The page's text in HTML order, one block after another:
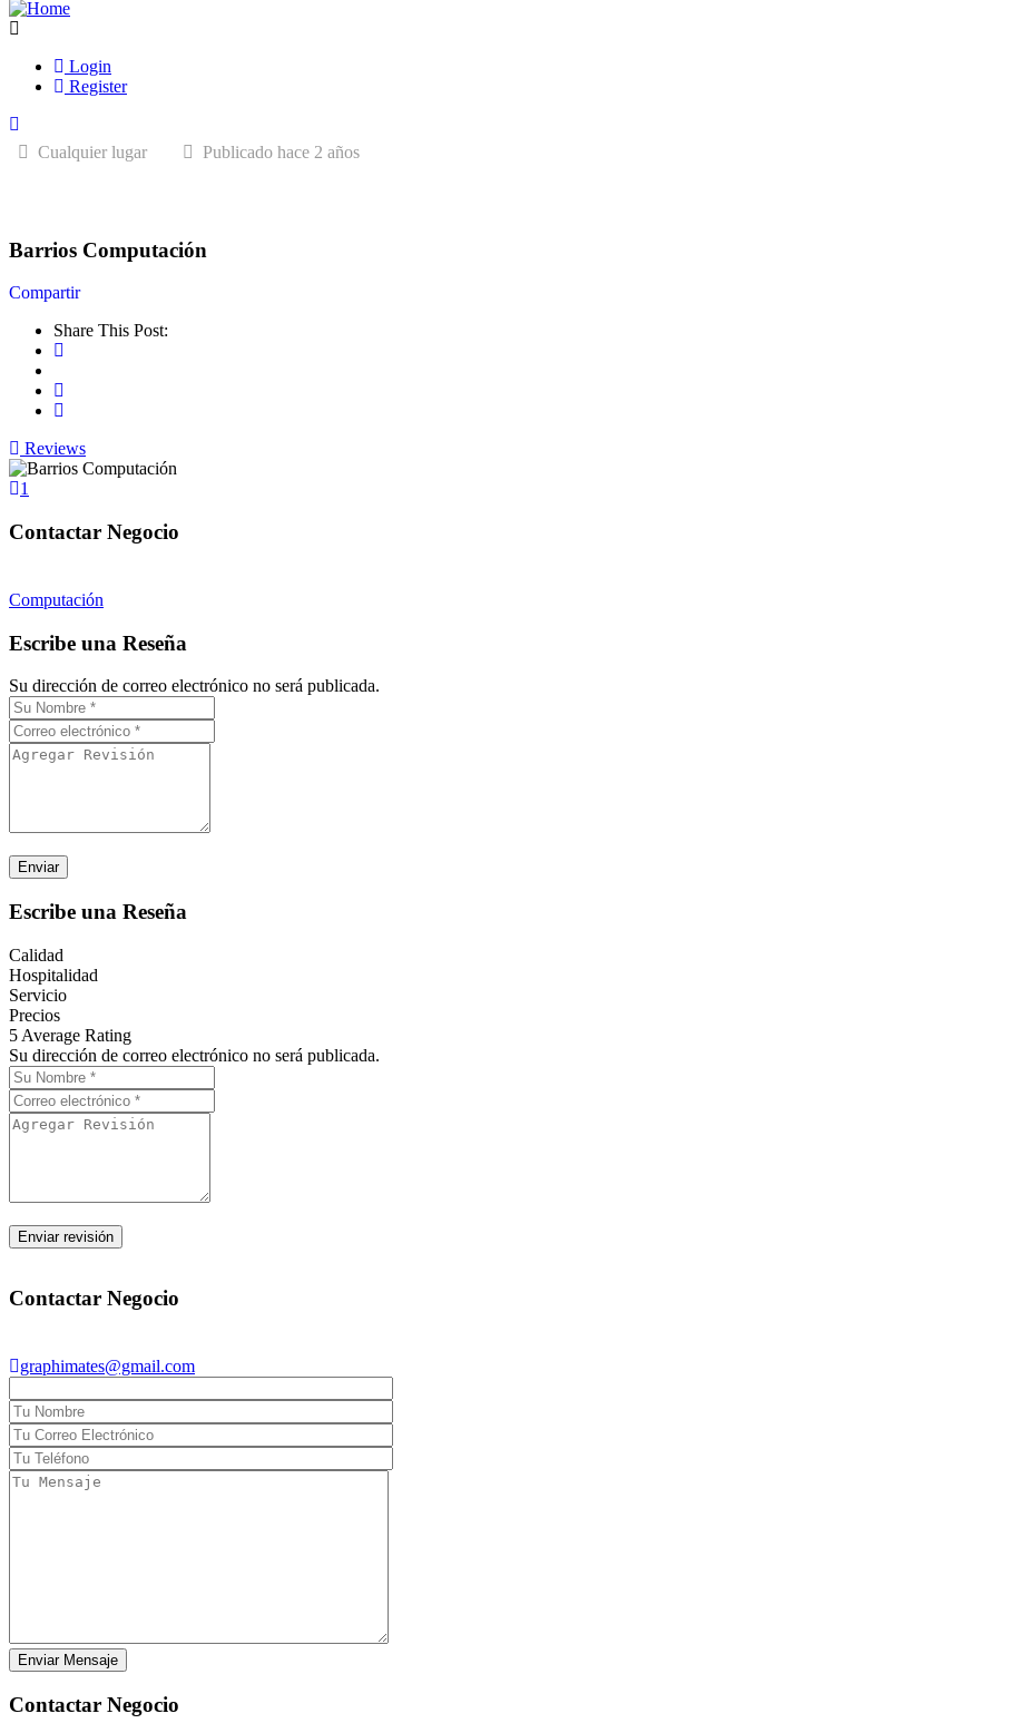
Login
Register
Cualquier lugar Publicado hace 2 años
Barrios Computación
Share This Post:
Reviews
1
Computación
Escribe una Reseña
Su dirección de correo electrónico no será publicada.
Escribe una Reseña
Calidad
Hospitalidad
Servicio
Precios
5 Average Rating
Su dirección de correo electrónico no será publicada.
graphimates@gmail.com